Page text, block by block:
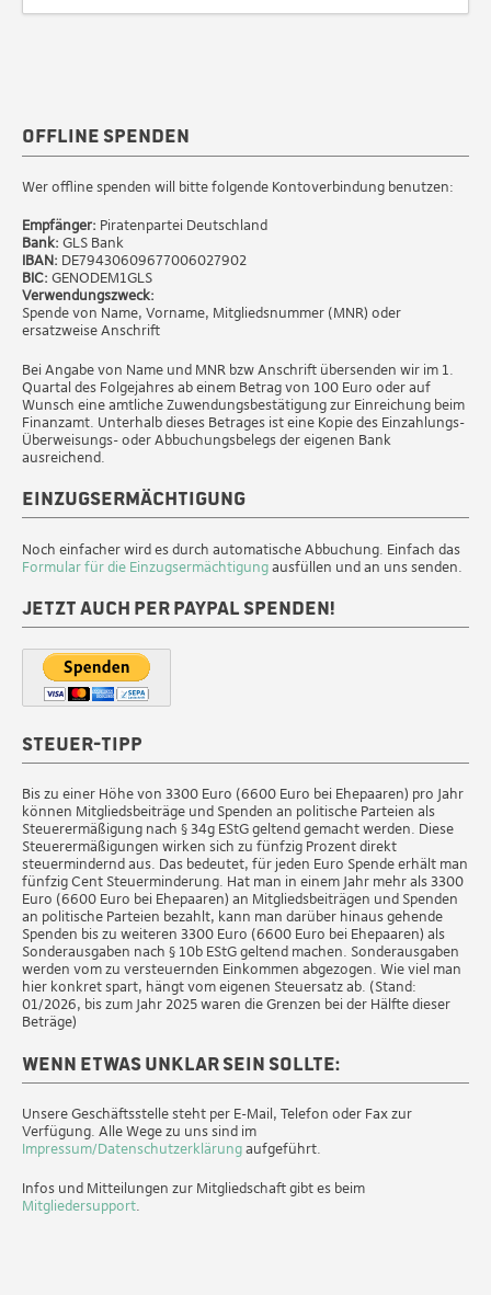
Offline spenden
Wer offline spenden will bitte folgende Kontoverbindung benutzen:
Empfänger: Piratenpartei Deutschland
Bank: GLS Bank
IBAN: DE79430609677006027902
BIC: GENODEM1GLS
Verwendungszweck:
Spende von Name, Vorname, Mitgliedsnummer (MNR) oder
ersatzweise Anschrift
Bei Angabe von Name und MNR bzw Anschrift übersenden wir im 1.
Quartal des Folgejahres ab einem Betrag von 100 Euro oder auf
Wunsch eine amtliche Zuwendungsbestätigung zur Einreichung beim
Finanzamt. Unterhalb dieses Betrages ist eine Kopie des Einzahlungs-
Überweisungs- oder Abbuchungsbelegs der eigenen Bank
ausreichend.
Einzugsermächtigung
Noch einfacher wird es durch automatische Abbuchung. Einfach das
Formular für die Einzugsermächtigungausfüllen und an uns senden.
Jetzt auch per Paypal spenden!
Steuer-Tipp
Bis zu einer Höhe von 3300 Euro (6600 Euro bei Ehepaaren) pro Jahr
können Mitgliedsbeiträge und Spenden an politische Parteien als
Steuerermäßigung nach § 34g EStG geltend gemacht werden. Diese
Steuerermäßigungen wirken sich zu fünfzig Prozent direkt
steuermindernd aus. Das bedeutet, für jeden Euro Spende erhält man
fünfzig Cent Steuerminderung. Hat man in einem Jahr mehr als 3300
Euro (6600 Euro bei Ehepaaren) an Mitgliedsbeiträgen und Spenden
an politische Parteien bezahlt, kann man darüber hinaus gehende
Spenden bis zu weiteren 3300 Euro (6600 Euro bei Ehepaaren) als
Sonderausgaben nach § 10b EStG geltend machen. Sonderausgaben
werden vom zu versteuernden Einkommen abgezogen. Wie viel man
hier konkret spart, hängt vom eigenen Steuersatz ab. (Stand:
01/2026, bis zum Jahr 2025 waren die Grenzen bei der Hälfte dieser
Beträge)
Wenn etwas unklar sein sollte:
Unsere Geschäftsstelle steht per E-Mail, Telefon oder Fax zur
Verfügung. Alle Wege zu uns sind im
Impressum/Datenschutzerklärungaufgeführt.
Infos und Mitteilungen zur Mitgliedschaft gibt es beim
Mitgliedersupport